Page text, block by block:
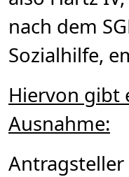
nach dem
Sozialhilfe,
Hiervon gibt
Ausnahme: